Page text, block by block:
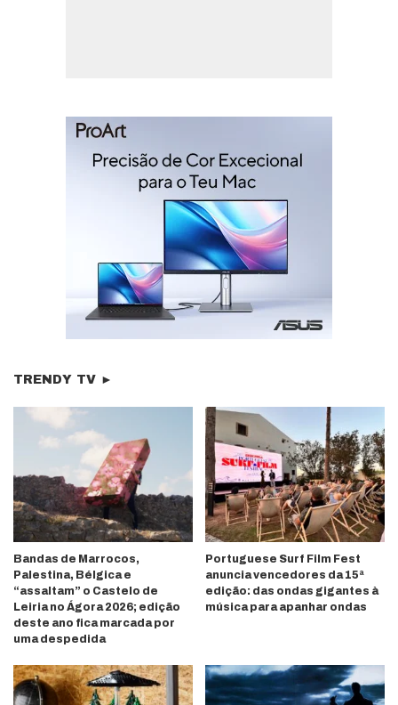
TRENDY TV ►
Bandas de Marrocos,
Palestina, Bélgica e
“assaltam” o Castelo de
Leiria no Ágora 2026; edição
deste ano fica marcada por
uma despedida
Portuguese Surf Film Fest
anuncia vencedores da 15ª
edição: das ondas gigantes à
música para apanhar ondas